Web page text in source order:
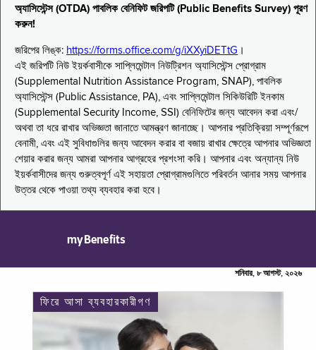
অ্যাসিস্টেন্স (OTDA) পাবলিক বেনিফিট জরিপটি (Public Benefits Survey) পূরণ
করুন!
জরিপের লিঙ্ক: https://forms.office.com/g/iXXyiDETtG ।
এই জরিপটি নিউ ইয়র্কবাসীকে সাপ্লিমেন্টাল নিউট্রিশন অ্যাসিস্টেন্স প্রোগ্রাম
(Supplemental Nutrition Assistance Program, SNAP), পাবলিক
অ্যাসিস্টেন্স (Public Assistance, PA), এবং সাপ্লিমেন্টাল সিকিউরিটি ইনকাম
(Supplemental Security Income, SSI) বেনিফিটের জন্য আবেদন করা এবং/
অথবা তা ধরে রাখার অভিজ্ঞতা জানাতে আমন্ত্রণ জানাচ্ছে। আপনার প্রতিক্রিয়া সম্পূর্ণরূপে
বেনামী, এবং এই সুবিধাগুলির জন্য আবেদন করার বা বজায় রাখার ক্ষেত্রে আপনার অভিজ্ঞতা
শেয়ার করার জন্য আমরা আপনার আগ্রহের প্রশংসা করি। আপনার এবং অন্যান্য নিউ
ইয়র্কবাসীদের জন্য গুরুত্বপূর্ণ এই সহায়তা প্রোগ্রামগুলিতে পরিবর্তন আনার সময় আপনার
উত্তর থেকে পাওয়া তথ্য ব্যবহার করা হবে।
myBenefits
শনিবার, ৮ আগস্ট, ২০২৬
ফিরে আসা ব্যবহারকারীগণ